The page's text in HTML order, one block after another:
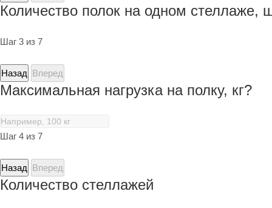
Количество полок на одном стеллаже,
Шаг 3 из 7
Назад Вперед
Максимальная нагрузка на полку, кг?
Шаг 4 из 7
Назад Вперед
Количество стеллажей